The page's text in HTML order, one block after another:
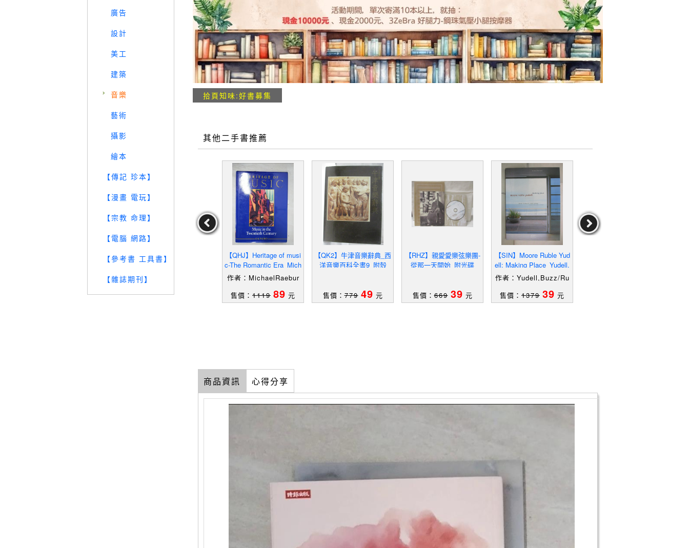
廣告
設計
美工
建築
音樂
藝術
攝影
繪本
【傳記 珍本】
【漫畫 電玩】
【宗教 命理】
【電腦 網路】
【參考書 工具書】
【雜誌期刊】
拾頁知味:好書募集
其他二手書推薦
【RO7】河西羊的健聲房_
129 19元
【RSL】古典音樂400年-
維也納古典的樂聖
售價：229
【QHJ】Heritage of musi
c-The Romantic Era_Mich
ael Raeburn ; Alan Kenda
作者：MichaelRaebur
售價： 1119 89 元
【QK2】牛津音樂辭典_西
洋音樂百科全書9_附殼
售價：779 49 元
【RHZ】親愛愛樂弦樂團-
從那一天開始_附光碟
售價：669 39 元
【SIN】Moore Ruble Yud
ell: Making Place_Yudell,
Buzz/ Ruble, John/ Camp
作者：Yudell,Buzz/Ru
bert(INT)
售價： 1379 39 元
商品資訊 心得分享